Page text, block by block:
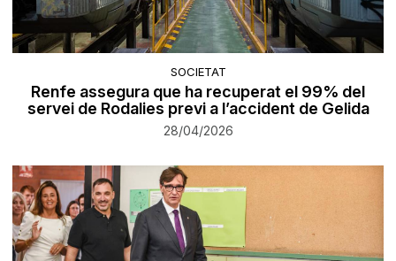
SOCIETAT
Renfe assegura que ha recuperat el 99% del
servei de Rodalies previ a l’accident de Gelida
28/04/2026